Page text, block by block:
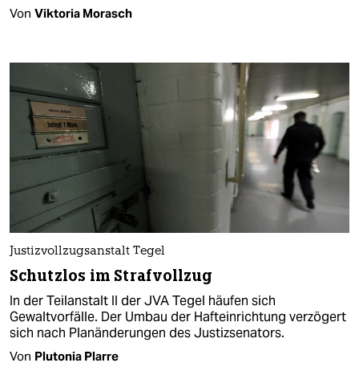
Von Viktoria Morasch
Justizvollzugsanstalt Tegel
Schutzlos im Strafvollzug
In der Teilanstalt II der JVA Tegel häufen sich
Gewaltvorfälle. Der Umbau der Hafteinrichtung verzögert
sich nach Planänderungen des Justizsenators.
Von Plutonia Plarre